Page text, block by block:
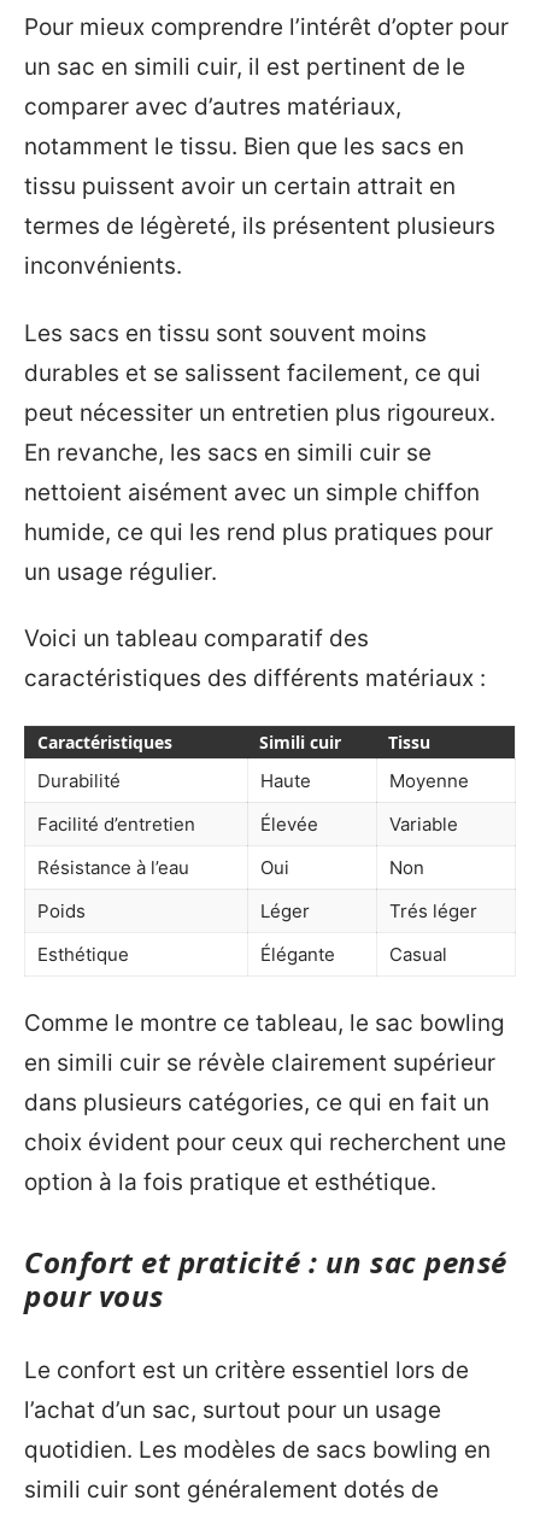
Pour mieux comprendre l’intérêt d’opter pour
un sac en simili cuir, il est pertinent de le
comparer avec d’autres matériaux,
notamment le tissu. Bien que les sacs en
tissu puissent avoir un certain attrait en
termes de légèreté, ils présentent plusieurs
inconvénients.
Les sacs en tissu sont souvent moins
durables et se salissent facilement, ce qui
peut nécessiter un entretien plus rigoureux.
En revanche, les sacs en simili cuir se
nettoient aisément avec un simple chiffon
humide, ce qui les rend plus pratiques pour
un usage régulier.
Voici un tableau comparatif des
caractéristiques des différents matériaux :
Caractéristiques Simili cuir
Tissu
Durabilité
Haute
Moyenne
Facilité d’entretien
Élevée
Variable
Résistance à l’eau
Oui
Non
Poids
Léger
Trés léger
Esthétique
Élégante Casual
Comme le montre ce tableau, le sac bowling
en simili cuir se révèle clairement supérieur
dans plusieurs catégories, ce qui en fait un
choix évident pour ceux qui recherchent une
option à la fois pratique et esthétique.
Confort et praticité : un sac pensé
pour vous
Le confort est un critère essentiel lors de
l’achat d’un sac, surtout pour un usage
quotidien. Les modèles de sacs bowling en
simili cuir sont généralement dotés de